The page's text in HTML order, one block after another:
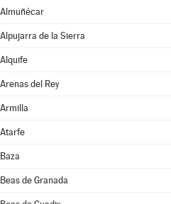
Almuñécar
Alpujarra de la Sierra
Alquife
Arenas del Rey
Armilla
Atarfe
Baza
Beas de Granada